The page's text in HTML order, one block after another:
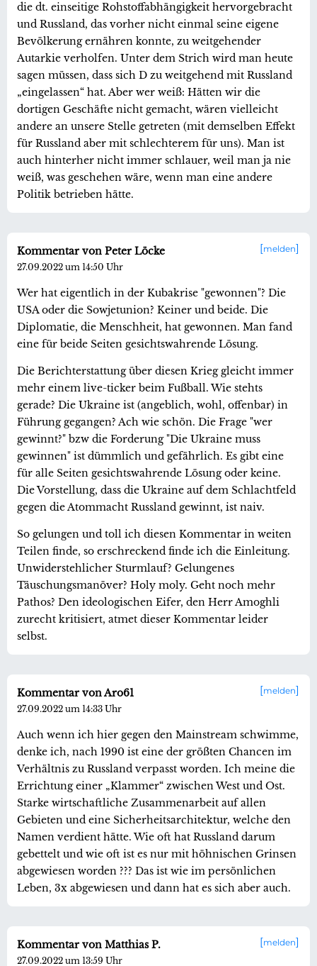
die dt. einseitige Rohstoffabhängigkeit hervorgebracht
und Russland, das vorher nicht einmal seine eigene
Bevölkerung ernähren konnte, zu weitgehender
Autarkie verholfen. Unter dem Strich wird man heute
sagen müssen, dass sich D zu weitgehend mit Russland
„eingelassen“ hat. Aber wer weiß: Hätten wir die
dortigen Geschäfte nicht gemacht, wären vielleicht
andere an unsere Stelle getreten (mit demselben Effekt
für Russland aber mit schlechterem für uns). Man ist
auch hinterher nicht immer schlauer, weil man ja nie
weiß, was geschehen wäre, wenn man eine andere
Politik betrieben hätte.
melden
Kommentar von Peter Löcke
27.09.2022 um 14:50 Uhr
Wer hat eigentlich in der Kubakrise "gewonnen"? Die
USA oder die Sowjetunion? Keiner und beide. Die
Diplomatie, die Menschheit, hat gewonnen. Man fand
eine für beide Seiten gesichtswahrende Lösung.
Die Berichterstattung über diesen Krieg gleicht immer
mehr einem live-ticker beim Fußball. Wie stehts
gerade? Die Ukraine ist (angeblich, wohl, offenbar) in
Führung gegangen? Ach wie schön. Die Frage "wer
gewinnt?" bzw die Forderung "Die Ukraine muss
gewinnen" ist dümmlich und gefährlich. Es gibt eine
für alle Seiten gesichtswahrende Lösung oder keine.
Die Vorstellung, dass die Ukraine auf dem Schlachtfeld
gegen die Atommacht Russland gewinnt, ist naiv.
So gelungen und toll ich diesen Kommentar in weiten
Teilen finde, so erschreckend finde ich die Einleitung.
Unwiderstehlicher Sturmlauf? Gelungenes
Täuschungsmanöver? Holy moly. Geht noch mehr
Pathos? Den ideologischen Eifer, den Herr Amoghli
zurecht kritisiert, atmet dieser Kommentar leider
selbst.
melden
Kommentar von Aro61
27.09.2022 um 14:33 Uhr
Auch wenn ich hier gegen den Mainstream schwimme,
denke ich, nach 1990 ist eine der größten Chancen im
Verhältnis zu Russland verpasst worden. Ich meine die
Errichtung einer „Klammer“ zwischen West und Ost.
Starke wirtschaftliche Zusammenarbeit auf allen
Gebieten und eine Sicherheitsarchitektur, welche den
Namen verdient hätte. Wie oft hat Russland darum
gebettelt und wie oft ist es nur mit höhnischen Grinsen
abgewiesen worden ??? Das ist wie im persönlichen
Leben, 3x abgewiesen und dann hat es sich aber auch.
melden
Kommentar von Matthias P.
27.09.2022 um 13:59 Uhr